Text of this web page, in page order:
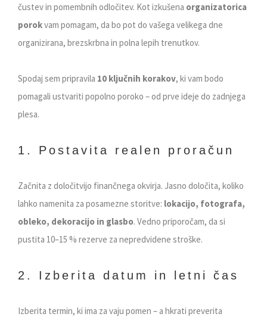
čustev in pomembnih odločitev. Kot izkušena organizatorica
porokvam pomagam, da bo pot do vašega velikega dne
organizirana, brezskrbna in polna lepih trenutkov.
Spodaj sem pripravila 10 ključnih korakov, ki vam bodo
pomagali ustvariti popolno poroko – od prve ideje do zadnjega
plesa.
1. Postavita realen proračun
Začnita z določitvijo finančnega okvirja. Jasno določita, koliko
lahko namenita za posamezne storitve: lokacijo, fotografa,
obleko, dekoracijo in glasbo. Vedno priporočam, da si
pustita 10–15 % rezerve za nepredvidene stroške.
2. Izberita datum in letni čas
Izberita termin, ki ima za vaju pomen – a hkrati preverita